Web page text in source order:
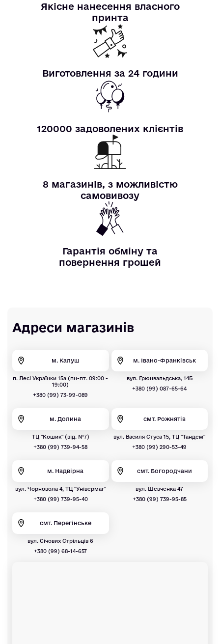
Якісне нанесення власного
принта
Виготовлення за 24 години
120000 задоволених клієнтів
8 магазинів, з можливістю
самовивозу
Гарантія обміну та
повернення грошей
Адреси магазинів
м. Калуш
п. Лесі Українки 15а (пн-пт. 09:00 -
19:00)
+380 (99) 73-99-089
м. Івано-Франківськ
вул. Грюнвальдська, 14Б
+380 (99) 087-65-64
м. Долина
ТЦ "Кошик" (від. №7)
+380 (99) 739-94-58
смт. Рожнятів
вул. Василя Стуса 15, ТЦ "Тандем"
+380 (99) 290-53-49
м. Надвірна
вул. Чорновола 4, ТЦ "Універмаг"
+380 (99) 739-95-40
смт. Богородчани
вул. Шевченка 47
+380 (99) 739-95-85
смт. Перегінське
вул. Січових Стрільців 6
+380 (99) 68-14-657